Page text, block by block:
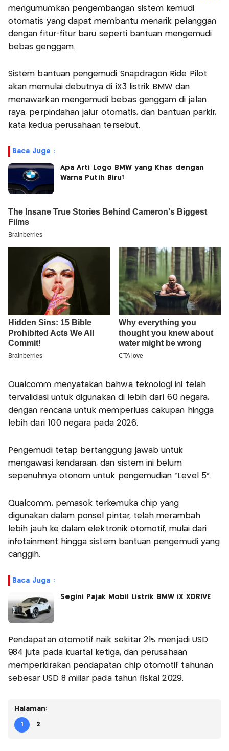
mengumumkan pengembangan sistem kemudi
otomatis yang dapat membantu menarik pelanggan
dengan fitur-fitur baru seperti bantuan mengemudi
bebas genggam.
Sistem bantuan pengemudi Snapdragon Ride Pilot
akan memulai debutnya di iX3 listrik BMW dan
menawarkan mengemudi bebas genggam di jalan
raya, perpindahan jalur otomatis, dan bantuan parkir,
kata kedua perusahaan tersebut.
Baca Juga :
Apa Arti Logo BMW yang Khas dengan
Warna Putih Biru?
Qualcomm menyatakan bahwa teknologi ini telah
tervalidasi untuk digunakan di lebih dari 60 negara,
dengan rencana untuk memperluas cakupan hingga
lebih dari 100 negara pada 2026.
Pengemudi tetap bertanggung jawab untuk
mengawasi kendaraan, dan sistem ini belum
sepenuhnya otonom untuk pengemudian "Level 5".
Qualcomm, pemasok terkemuka chip yang
digunakan dalam ponsel pintar, telah merambah
lebih jauh ke dalam elektronik otomotif, mulai dari
infotainment hingga sistem bantuan pengemudi yang
canggih.
Baca Juga :
Segini Pajak Mobil Listrik BMW iX XDRIVE
Pendapatan otomotif naik sekitar 21% menjadi USD
984 juta pada kuartal ketiga, dan perusahaan
memperkirakan pendapatan chip otomotif tahunan
sebesar USD 8 miliar pada tahun fiskal 2029.
Halaman:
1 2